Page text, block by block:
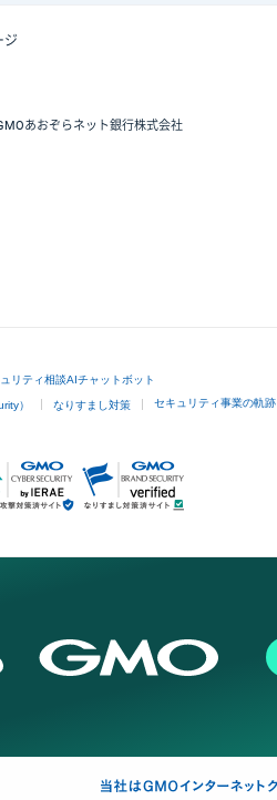
ジ
あおぞらネット銀行株式会社
リティ相談AIチャットボット
） なりすまし対策 セキュリティ事業の軌跡